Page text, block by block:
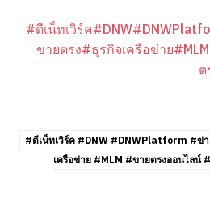
#ดีเน็ทเวิร์ค#DNW
ขายตรง#ธุรกิจเครือข่าย#MLM
#ดีเน็ทเวิร์ค #DNW #DNWPlatform #ข่
เครือข่าย #MLM #ขายตรงออนไลน์